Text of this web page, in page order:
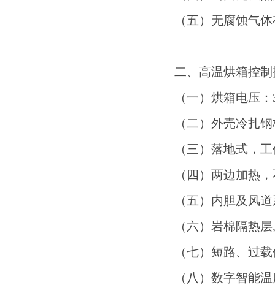
（五）无腐蚀气
二、高温烘箱控
（一）烘箱电压：
（二）外壳冷扎
（三）落地式，
（四）两边加热
（五）内胆及风
（六）岩棉隔热层,
（七）短路、过
（八）数字智能